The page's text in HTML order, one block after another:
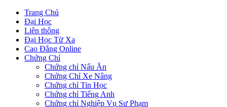
Trang Chủ
Đại Học
Liên thông
Đại Học Từ Xa
Cao Đẳng Online
Chứng Chỉ
Chứng chỉ Nấu Ăn
Chứng Chỉ Xe Nâng
Chứng chỉ Tin Học
Chứng chỉ Tiếng Anh
Chứng chỉ Nghiệp Vụ Sư Phạm